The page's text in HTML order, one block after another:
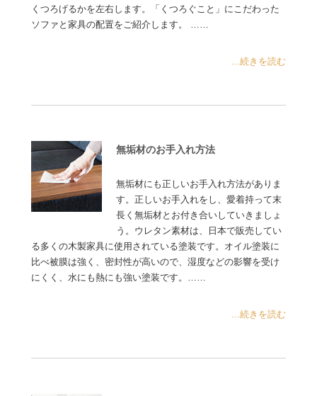
くつろげるかを左右します。「くつろぐこと」にこだわった
ソファと家具の配置をご紹介します。 ……
...続きを読む
無垢材のお手入れ方法
無垢材にも正しいお手入れ方法がありま
す。正しいお手入れをし、愛着持って末
長く無垢材とお付き合いしていきましょ
う。ウレタン素材は、日本で販売してい
る多くの木製家具に使用されている塗装です。オイル塗装に
比べ被膜は強く、密封性が高いので、湿度などの影響を受け
にくく、水にも熱にも強い塗装です。……
...続きを読む